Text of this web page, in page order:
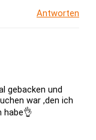
Antworten
gebacken und
war ,den ich
habe👌